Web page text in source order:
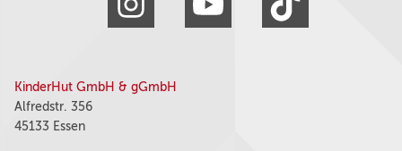
KinderHut GmbH & gGmbH
Alfredstr. 356
45133 Essen